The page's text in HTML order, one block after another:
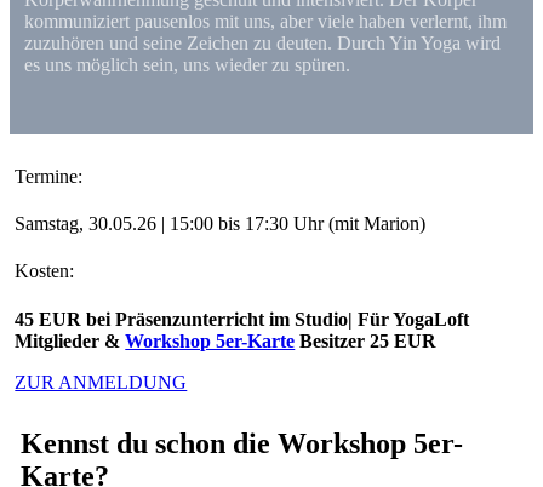
kommuniziert pausenlos mit uns, aber viele haben verlernt, ihm
zuzuhören und seine Zeichen zu deuten. Durch Yin Yoga wird
es uns möglich sein, uns wieder zu spüren.
Termine:
Samstag, 30.05.26 | 15:00 bis 17:30 Uhr (mit Marion)
Kosten:
45 EUR bei Präsenzunterricht im Studio| Für YogaLoft
Mitglieder &Workshop 5er-Karte Besitzer 25 EUR
ZUR ANMELDUNG
Kennst du schon die Workshop 5er-
Karte?